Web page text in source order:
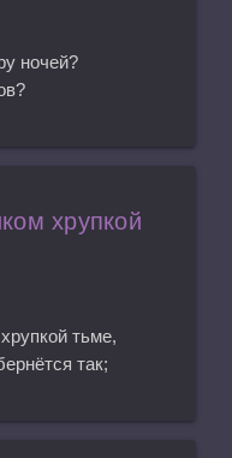
ночей?
хрупкой
тьме,
так;